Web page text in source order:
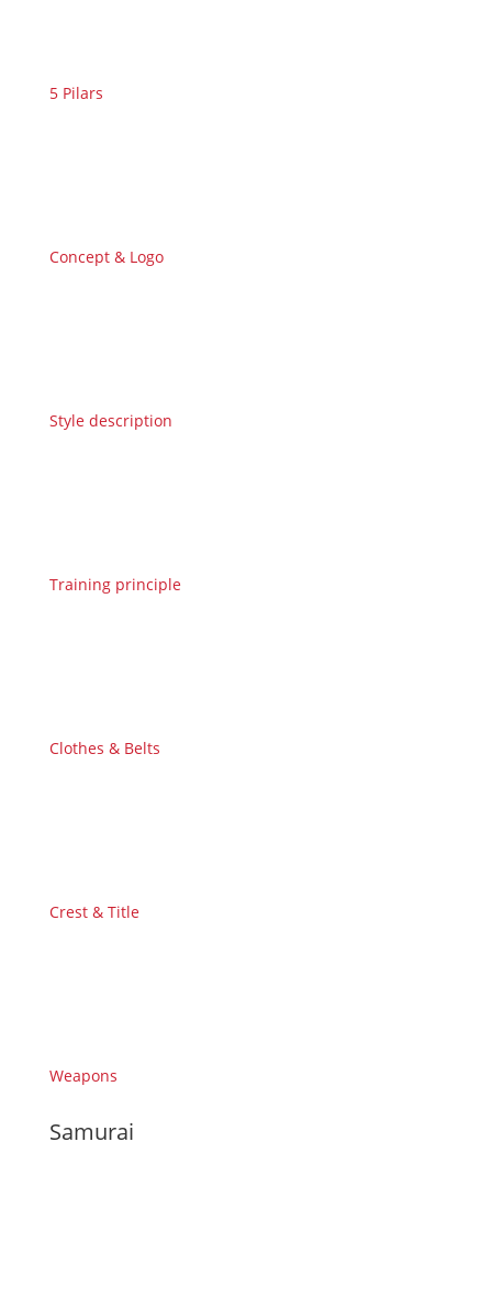
5 Pilars
Concept & Logo
Style description
Training principle
Clothes & Belts
Crest & Title
Weapons
Samurai